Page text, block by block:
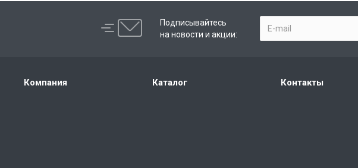
Подписывайтесь
на новости и акции:
Компания Каталог Контакты